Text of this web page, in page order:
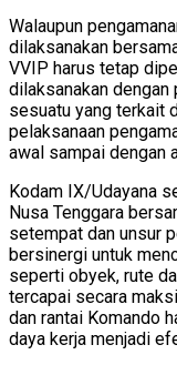
Walaupun
dilaksanakan
VVIP harus tetap
dilaksanakan dengan
sesuatu yang terkait
pelaksanaan
awal sampai dengan
Kodam IX/Udayana
Nusa Tenggara
setempat dan unsur
bersinergi untuk
seperti obyek, rute
tercapai secara
dan rantai Komando
daya kerja menjadi